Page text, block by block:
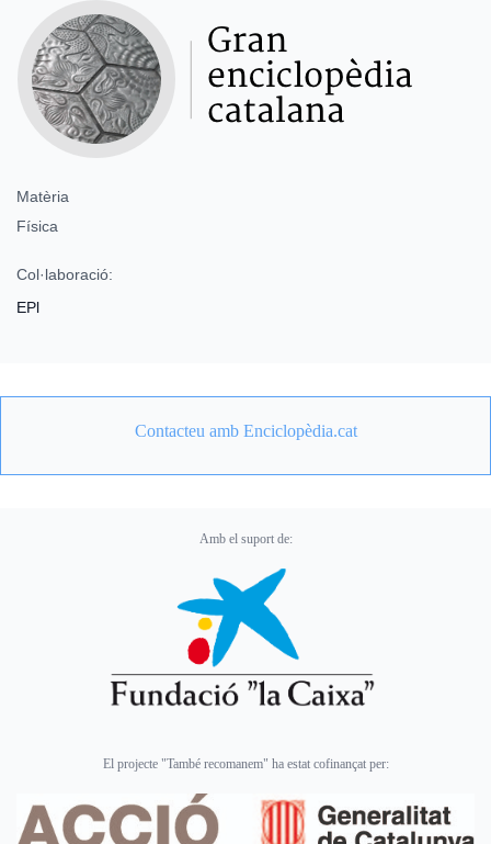
Matèria
Física
Col·laboració:
EPl
Contacteu amb Enciclopèdia.cat
Amb el suport de:
El projecte "També recomanem" ha estat cofinançat per: